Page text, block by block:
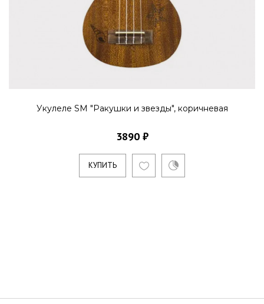
Укулеле SM "Ракушки и звезды", коричневая
3890 ₽
КУПИТЬ